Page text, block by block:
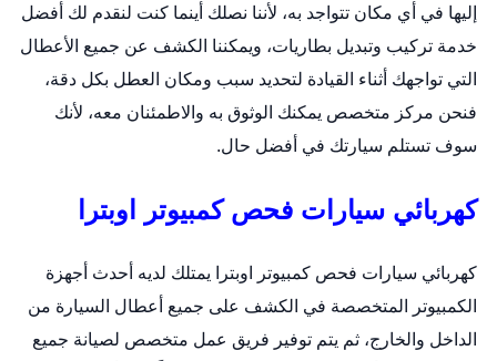
إليها في أي مكان تتواجد به، لأننا نصلك أينما كنت لنقدم لك أفضل
خدمة تركيب وتبديل بطاريات، ويمكننا الكشف عن جميع الأعطال
التي تواجهك أثناء القيادة لتحديد سبب ومكان العطل بكل دقة،
فنحن مركز متخصص يمكنك الوثوق به والاطمئنان معه، لأنك
سوف تستلم سيارتك في أفضل حال.
كهربائي سيارات فحص كمبيوتر اوبترا
كهربائي سيارات فحص كمبيوتر اوبترا يمتلك لديه أحدث أجهزة
الكمبيوتر المتخصصة في الكشف على جميع أعطال السيارة من
الداخل والخارج، ثم يتم توفير فريق عمل متخصص لصيانة جميع